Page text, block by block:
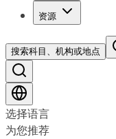
资源
搜索科目、机构或地点
选择语言
为您推荐